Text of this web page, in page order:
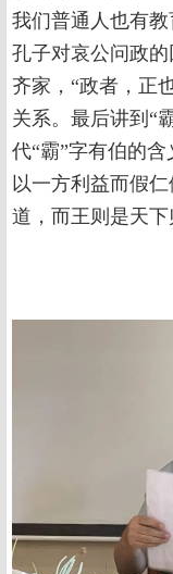
我们普通人也有教
孔子对哀公问政
齐家，“政者，正
关系。最后讲到“
代“霸”字有伯的
以一方利益而假
道，而王则是天下